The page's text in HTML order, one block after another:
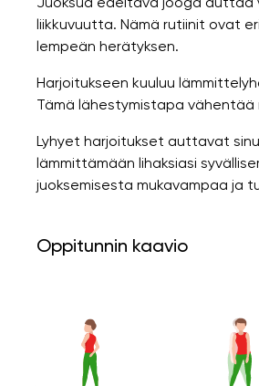
liikkuvuutta. Nämä rutiinit ovat
lempeän herätyksen.
Harjoitukseen kuuluu
Tämä lähestymistapa vähentää
Lyhyet harjoitukset auttavat
lämmittämään lihaksiasi
juoksemisesta mukavampaa ja
Oppitunnin kaavio